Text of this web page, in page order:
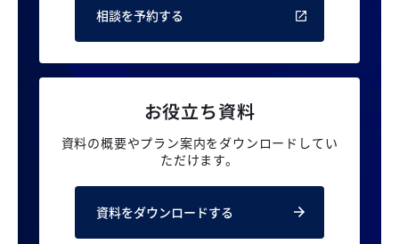
相談を予約する
お役立ち資料
資料の概要やプラン案内をダウンロードしてい
ただけます。
資料をダウンロードする